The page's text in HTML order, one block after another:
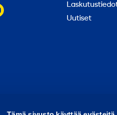
Uutiset
Tietosuoja Raportoi